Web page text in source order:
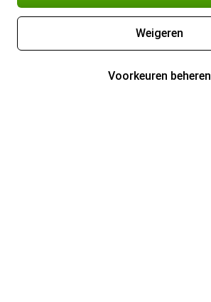
Weigeren
Voorkeuren beheren